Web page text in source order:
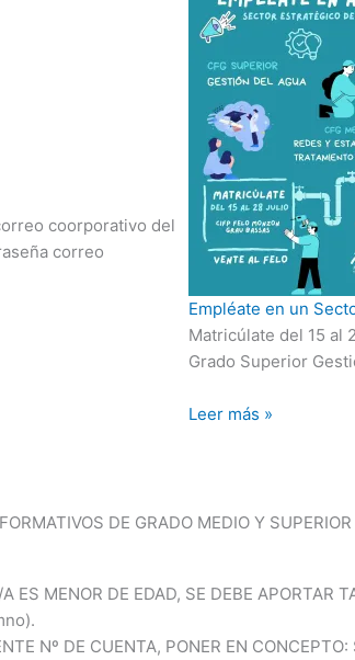
coorporativo del
correo
Empléate en un
Matricúlate del 15 al
Grado Superior
Leer más »
DE GRADO MEDIO Y SUPERIOR
ES MENOR DE EDAD, SE DEBE APORTAR
Nº DE CUENTA, PONER EN